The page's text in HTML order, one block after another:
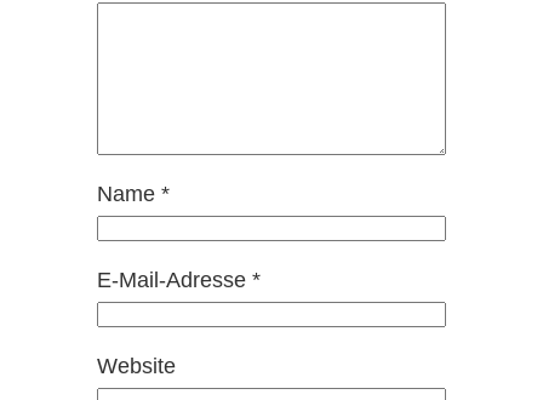
Name *
E-Mail-Adresse *
Website